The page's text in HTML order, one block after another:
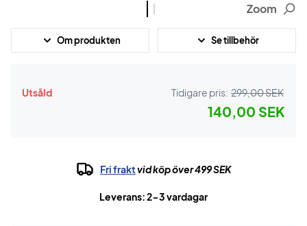
Zoom
Om produkten Se tillbehör
Utsåld Tidigare pris: 299,00 SEK
140,00 SEK
Fri fraktvid köp över 499 SEK
Leverans: 2-3 vardagar